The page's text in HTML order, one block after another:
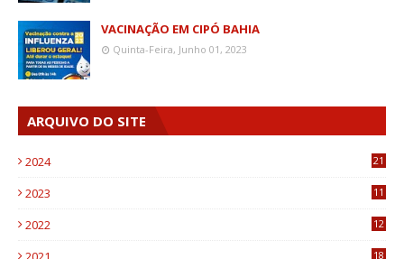
VACINAÇÃO EM CIPÓ BAHIA
Quinta-Feira, Junho 01, 2023
ARQUIVO DO SITE
2024 21
2023
11
2022
12
18